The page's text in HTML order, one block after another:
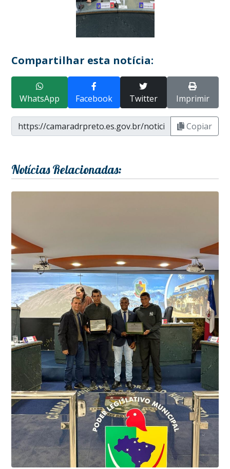
Compartilhar esta notícia:
WhatsApp Facebook Twitter Imprimir
Copiar
Notícias Relacionadas: